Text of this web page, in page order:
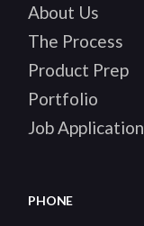
About Us
The Process
Product Prep
Portfolio
Job Application
PHONE